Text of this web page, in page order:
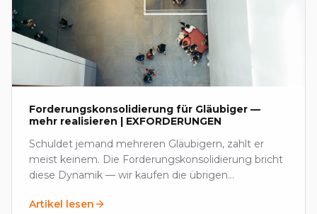
Forderungskonsolidierung für Gläubiger —
mehr realisieren | EXFORDERUNGEN
Schuldet jemand mehreren Gläubigern, zahlt er
meist keinem. Die Forderungskonsolidierung bricht
diese Dynamik — wir kaufen die übrigen
Vereinbarung.
Artikel lesen